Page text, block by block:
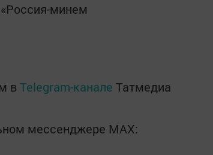
минем
в Telegram-канале Татмедиа
мессенджере MАХ: